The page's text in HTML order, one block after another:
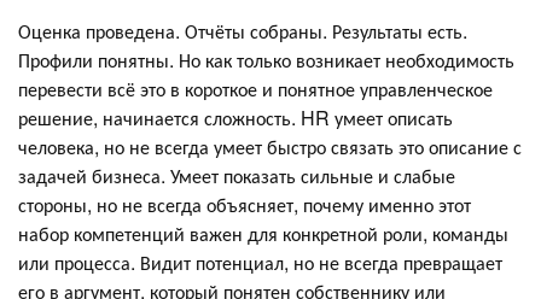
Оценка проведена. Отчёты собраны. Результаты есть.
Профили понятны. Но как только возникает необходимость
перевести всё это в короткое и понятное управленческое
решение, начинается сложность. HR умеет описать
человека, но не всегда умеет быстро связать это описание с
задачей бизнеса. Умеет показать сильные и слабые
стороны, но не всегда объясняет, почему именно этот
набор компетенций важен для конкретной роли, команды
или процесса. Видит потенциал, но не всегда превращает
его в аргумент, который понятен собственнику или